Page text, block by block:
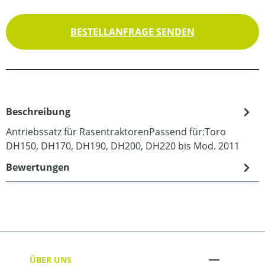
BESTELLANFRAGE SENDEN
Beschreibung
Antriebssatz für RasentraktorenPassend für:Toro
DH150, DH170, DH190, DH200, DH220 bis Mod. 2011
Bewertungen
ÜBER UNS